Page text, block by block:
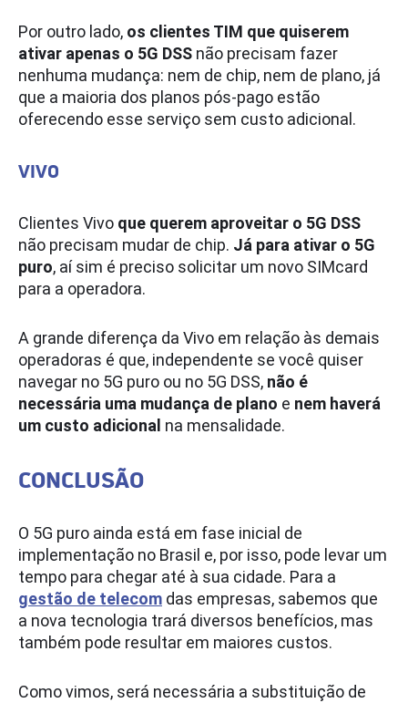
Por outro lado, os clientes TIM que quiserem
ativar apenas o 5G DSS não precisam fazer
nenhuma mudança: nem de chip, nem de plano, já
que a maioria dos planos pós-pago estão
oferecendo esse serviço sem custo adicional.
VIVO
Clientes Vivo que querem aproveitar o 5G DSS
não precisam mudar de chip. Já para ativar o 5G
puro, aí sim é preciso solicitar um novo SIMcard
para a operadora.
A grande diferença da Vivo em relação às demais
operadoras é que, independente se você quiser
navegar no 5G puro ou no 5G DSS, não é
necessária uma mudança de plano e nem haverá
um custo adicional na mensalidade.
CONCLUSÃO
O 5G puro ainda está em fase inicial de
implementação no Brasil e, por isso, pode levar um
tempo para chegar até à sua cidade. Para a
gestão de telecom das empresas, sabemos que
a nova tecnologia trará diversos benefícios, mas
também pode resultar em maiores custos.
Como vimos, será necessária a substituição de